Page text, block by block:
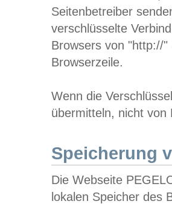
Seitenbetreiber
verschlüsselte
Browsers von "http://
Browserzeile.
Wenn die
übermitteln, nicht von
Speicherung
Die Webseite
lokalen Speicher des